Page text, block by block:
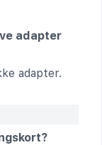
adapter
adapter.